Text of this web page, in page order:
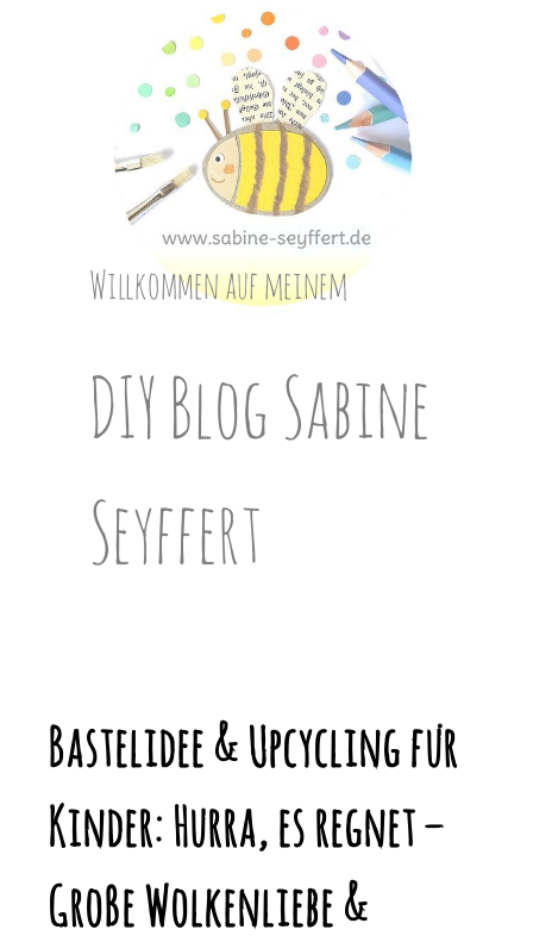
Willkommen auf meinem
DIY Blog Sabine
Seyffert
Bastelidee & Upcycling für
Kinder: Hurra, es regnet –
Große Wolkenliebe &